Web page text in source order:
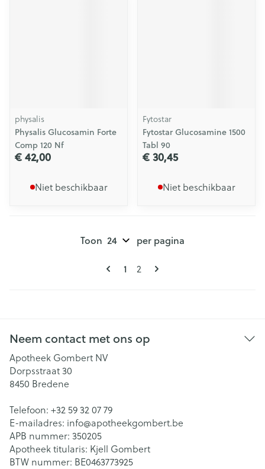
physalis
Physalis Glucosamin Forte
Comp 120 Nf
€ 42,00
Niet beschikbaar
Fytostar
Fytostar Glucosamine 1500
Tabl 90
€ 30,45
Niet beschikbaar
Pagina's
U lees momenteel pagina
1 Pagina
2
Toon per pagina
Neem contact met ons op
Apotheek Gombert NV
Dorpsstraat 30
8450 Bredene
Telefoon: +32 59 32 07 79
E-mailadres: info@apotheekgombert.be
APB nummer: 350205
Apotheek titularis: Kjell Gombert
BTW nummer: BE0463773925